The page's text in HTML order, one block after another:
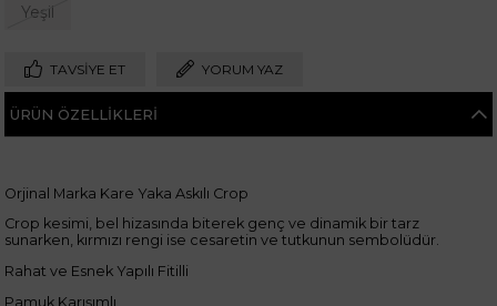
Yeşil
TAVSIYE ET YORUM YAZ
ÜRÜN ÖZELLIKLERI
Orjinal Marka Kare Yaka Askılı Crop
Crop kesimi, bel hizasında biterek genç ve dinamik bir tarz
sunarken, kırmızı rengi ise cesaretin ve tutkunun sembolüdür.
Rahat ve Esnek Yapılı Fitilli
Pamuk Karışımlı